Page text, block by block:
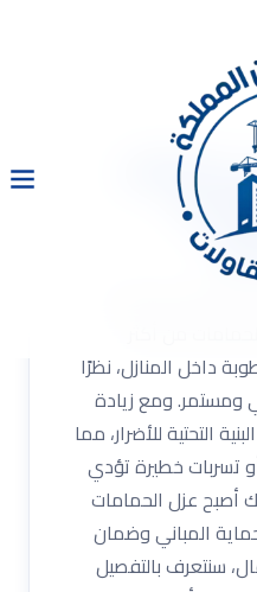
الرياض:
الأمثل لمكافحة
داخل المنازل، نظرًا
ومستمر. ومع زيادة
التحتية للأضرار، مما
تسربات خطيرة تؤدي
أصبح عزل الحمامات
المباني وضمان
سنتعرف بالتفصيل